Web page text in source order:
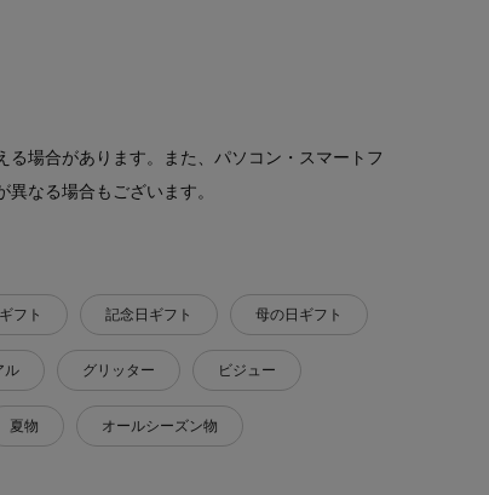
場合があります。また、パソコン・スマートフ
なる場合もございます。
フト 記念日ギフト 母の日ギフト
ル グリッター ビジュー
夏物 オールシーズン物